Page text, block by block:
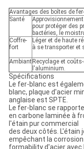
Avantages des boîtes de
Santé
pour protéger des
bactéries, le
Coffre-
fort
Léger et de haute
à se transporter et
Ambiant Recyclage et
l'aluminium.
Spécifications
Le fer-blanc est
blanc, plaque d'acier
anglaise est SPTE.
Le fer-blanc se
en carbone laminée à
l'étain pur commercial
des deux côtés. L'étain
empêchant la
formability d'acier avec